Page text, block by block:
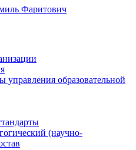
Фаритович
управления образовательной
(научно-